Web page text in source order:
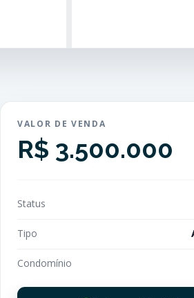
VALOR DE VENDA
R$ 3.500.000
Status
Tipo
Condomínio